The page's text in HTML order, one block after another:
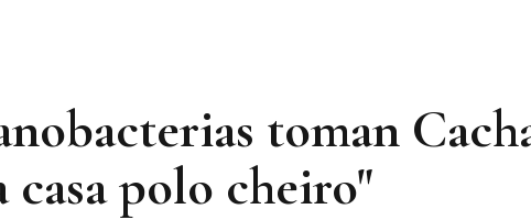
toman
casa polo cheiro"